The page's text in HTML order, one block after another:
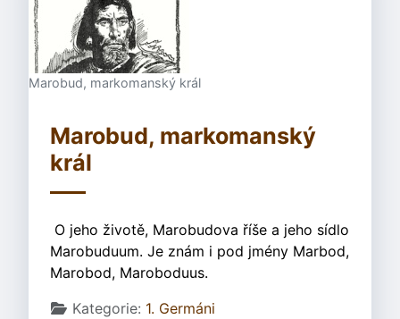
Marobud, markomanský král
Marobud, markomanský
král
O jeho životě, Marobudova říše a jeho sídlo
Marobuduum. Je znám i pod jmény Marbod,
Marobod, Maroboduus.
Základní údaje
Kategorie: 1. Germáni